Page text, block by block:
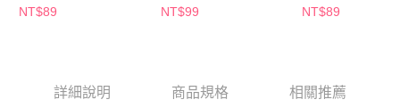
１．透過由恩沛科技股份有限公司提供之「AFTEE先享後付」服務完成之交
３．未成年的使用者請事先徵得法定代理人或監護人之同意方可使用
每筆NT$65，滿NT$490(含以上)免運費
宅配(本島)
NT$89
NT$99
NT$89
詳細說明 商品規格 相關推薦